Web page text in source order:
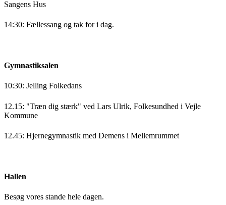
Sangens Hus
14:30: Fællessang og tak for i dag.
Gymnastiksalen
10:30: Jelling Folkedans
12.15: "Træn dig stærk" ved Lars Ulrik, Folkesundhed i Vejle
Kommune
12.45: Hjernegymnastik med Demens i Mellemrummet
Hallen
Besøg vores stande hele dagen.